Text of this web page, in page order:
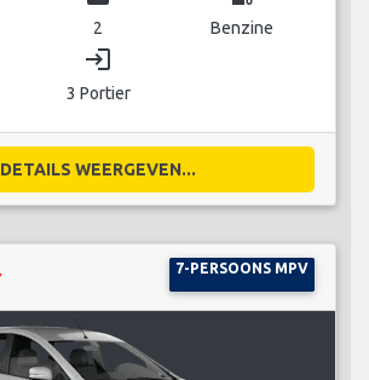
2 Benzine
login
3 Portier
DETAILS WEERGEVEN...
7-PERSOONS MPV